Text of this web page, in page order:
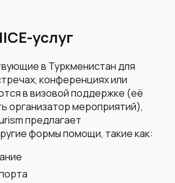
услуг
в Туркменистан для
конференциях или
в визовой поддержке (её
организатор мероприятий),
предлагает
формы помощи, такие как: